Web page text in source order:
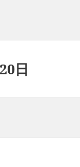
日